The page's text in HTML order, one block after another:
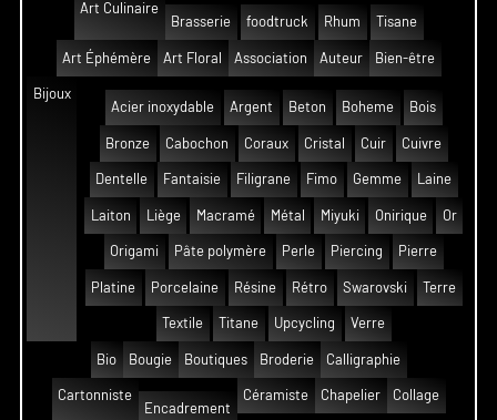
Art Culinaire
Brasserie
foodtruck Rhum Tisane
Art Éphémère Art Floral Association Auteur Bien-être
Bijoux
Acier inoxydable
Argent Beton Boheme Bois
Bronze Cabochon Coraux Cristal Cuir Cuivre
Dentelle Fantaisie Filigrane Fimo Gemme Laine
Laiton Liège Macramé Métal Miyuki Onirique Or
Origami Pâte polymère Perle Piercing Pierre
Platine Porcelaine Résine Rétro Swarovski Terre
Textile Titane Upcycling Verre
Bio Bougie Boutiques Broderie Calligraphie
Cartonniste
Encadrement
Céramiste Chapelier Collage